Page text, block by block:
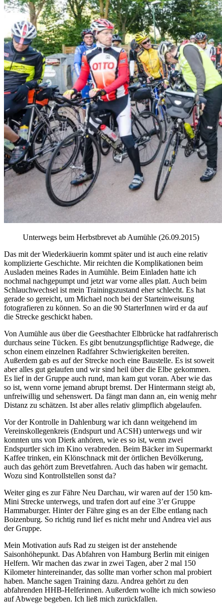
Unterwegs beim Herbstbrevet ab Aumühle (26.09.2015)
Das mit der Wiederkäuerin kommt später und ist auch eine relativ
komplizierte Geschichte. Mir reichten die Komplikationen beim
Ausladen meines Rades in Aumühle. Beim Einladen hatte ich
nochmal nachgepumpt und jetzt war vorne alles platt. Auch beim
Schlauchwechsel ist mein Trainingszustand eher schlecht. Es hat
gerade so gereicht, um Michael noch bei der Starteinweisung
fotografieren zu können. So an die 90 StarterInnen wird er da auf
die Strecke geschickt haben.
Von Aumühle aus über die Geesthachter Elbbrücke hat radfahrerisch
durchaus seine Tücken. Es gibt benutzungspflichtige Radwege, die
schon einem einzelnen Radfahrer Schwierigkeiten bereiten.
Außerdem gab es auf der Strecke noch eine Baustelle. Es ist soweit
aber alles gut gelaufen und wir sind heil über die Elbe gekommen.
Es lief in der Gruppe auch rund, man kam gut voran. Aber wie das
so ist, wenn vorne jemand abrupt bremst. Der Hintermann steigt ab,
unfreiwillig und sehenswert. Da fängt man dann an, ein wenig mehr
Distanz zu schätzen. Ist aber alles relativ glimpflich abgelaufen.
Vor der Kontrolle in Dahlenburg war ich dann weitgehend im
Vereinskollegenkreis (Endspurt und ACSH) unterwegs und wir
konnten uns von Dierk anhören, wie es so ist, wenn zwei
Endspurtler sich im Kino verabreden. Beim Bäcker im Supermarkt
Kaffee trinken, ein Klönschnack mit der örtlichen Bevölkerung,
auch das gehört zum Brevetfahren. Auch das haben wir gemacht.
Wozu sind Kontrollstellen sonst da?
Weiter ging es zur Fähre Neu Darchau, wir waren auf der 150 km-
Mini Strecke unterwegs, und trafen dort auf eine 3’er Gruppe
Hammaburger. Hinter der Fähre ging es an der Elbe entlang nach
Boizenburg. So richtig rund lief es nicht mehr und Andrea viel aus
der Gruppe.
Mein Motivation aufs Rad zu steigen ist der anstehende
Saisonhöhepunkt. Das Abfahren von Hamburg Berlin mit einigen
Helfern. Wir machen das zwar in zwei Tagen, aber 2 mal 150
Kilometer hintereinander, das sollte man vorher schon mal probiert
haben. Manche sagen Training dazu. Andrea gehört zu den
abfahrenden HHB-Helferinnen. Außerdem wollte ich mich sowieso
auf Abwege begeben. Ich ließ mich zurückfallen.